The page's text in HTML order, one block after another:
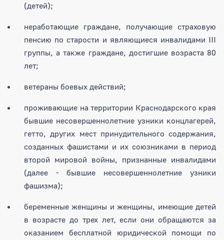
(детей);
неработающие граждане, получающие страховую
пенсию по старости и являющиеся инвалидами III
группы, а также граждане, достигшие возраста 80
лет;
ветераны боевых действий;
проживающие на территории Краснодарского края
бывшие несовершеннолетние узники концлагерей,
гетто, других мест принудительного содержания,
созданных фашистами и их союзниками в период
второй мировой войны, признанные инвалидами
(далее - бывшие несовершеннолетние узники
фашизма);
беременные женщины и женщины, имеющие детей
в возрасте до трех лет, если они обращаются за
оказанием бесплатной юридической помощи по